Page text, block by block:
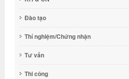
Đào tạo
Thí nghiệm/Chứng nhận
Tư vấn
Thi công